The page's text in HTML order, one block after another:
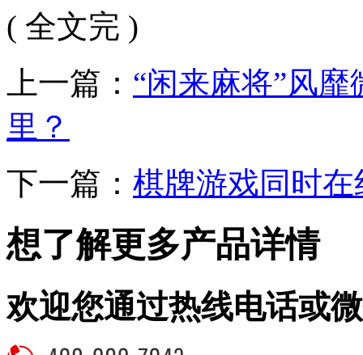
( 全文完 )
上一篇： “闲来麻将”风
里？
下一篇： 棋牌游戏同时
想了解更多产品详情
欢迎您通过热线电话或